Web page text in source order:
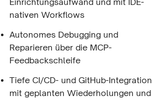
nativen Workflows
Autonomes Debugging und
Reparieren über die MCP-
Feedbackschleife
Tiefe CI/CD- und GitHub-Integration
mit geplanten Wiederholungen und